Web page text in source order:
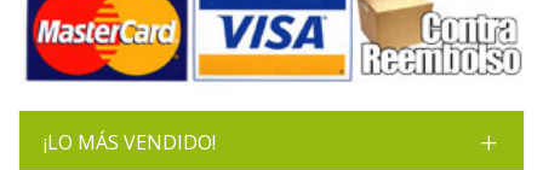
¡LO MÁS VENDIDO!